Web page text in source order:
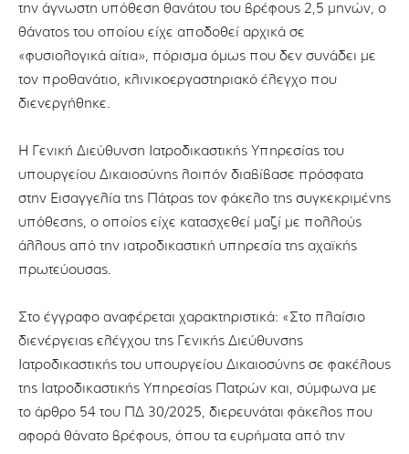
την άγνωστη υπόθεση θανάτου του βρέφους 2,5 μηνών, ο
θάνατος του οποίου είχε αποδοθεί αρχικά σε
«φυσιολογικά αίτια», πόρισμα όμως που δεν συνάδει με
τον προθανάτιο, κλινικοεργαστηριακό έλεγχο που
διενεργήθηκε.
Η Γενική Διεύθυνση Ιατροδικαστικής Υπηρεσίας του
υπουργείου Δικαιοσύνης λοιπόν διαβίβασε πρόσφατα
στην Εισαγγελία της Πάτρας τον φάκελο της συγκεκριμένης
υπόθεσης, ο οποίος είχε κατασχεθεί μαζί με πολλούς
άλλους από την ιατροδικαστική υπηρεσία της αχαϊκής
πρωτεύουσας.
Στο έγγραφο αναφέρεται χαρακτηριστικά: «Στο πλαίσιο
διενέργειας ελέγχου της Γενικής Διεύθυνσης
Ιατροδικαστικής του υπουργείου Δικαιοσύνης σε φακέλους
της Ιατροδικαστικής Υπηρεσίας Πατρών και, σύμφωνα με
το άρθρο 54 του ΠΔ 30/2025, διερευνάται φάκελος που
αφορά θάνατο βρέφους, όπου τα ευρήματα από την